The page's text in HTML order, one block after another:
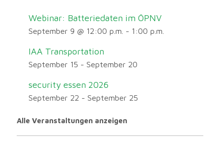
Webinar: Batteriedaten im ÖPNV
September 9 @ 12:00 p.m. - 1:00 p.m.
IAA Transportation
September 15 - September 20
security essen 2026
September 22 - September 25
Alle Veranstaltungen anzeigen